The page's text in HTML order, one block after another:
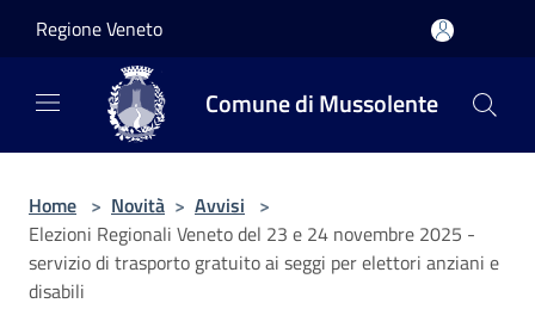
Regione Veneto
Comune di Mussolente
Home > Novità > Avvisi >
Elezioni Regionali Veneto del 23 e 24 novembre 2025 -
servizio di trasporto gratuito ai seggi per elettori anziani e
disabili